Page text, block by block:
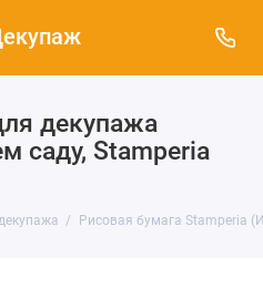
декупажа
саду, Stamperia
Рисовая бумага Stamperia